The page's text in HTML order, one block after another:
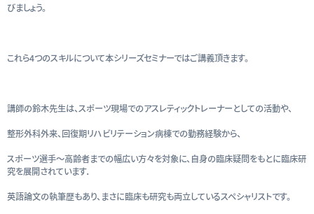
びましょう。
これら4つのスキルについて本シリーズセミナーではご講義頂きます。
講師の鈴木先生は、スポーツ現場でのアスレティックトレーナーとしての活動や、
整形外科外来、回復期リハビリテーション病棟での勤務経験から、
スポーツ選手～高齢者までの幅広い方々を対象に、自身の臨床疑問をもとに臨床研
究を展開されています．
英語論文の執筆歴もあり、まさに臨床も研究も両立しているスペシャリストです。